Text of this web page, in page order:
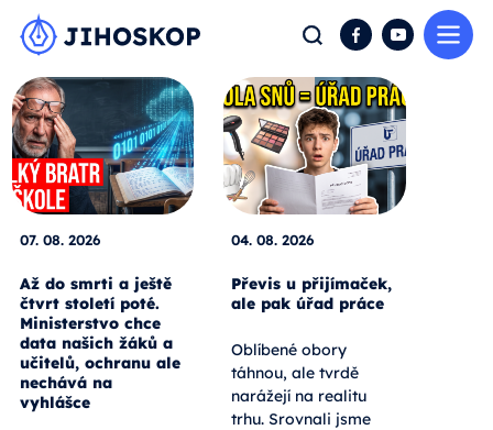
Hledat FacebookYouTube
07. 08. 2026
Až do smrti a ještě
čtvrt století poté.
Ministerstvo chce
data našich žáků a
učitelů, ochranu ale
nechává na
vyhlášce
04. 08. 2026
Převis u přijímaček,
ale pak úřad práce
Oblíbené obory
táhnou, ale tvrdě
narážejí na realitu
trhu. Srovnali jsme